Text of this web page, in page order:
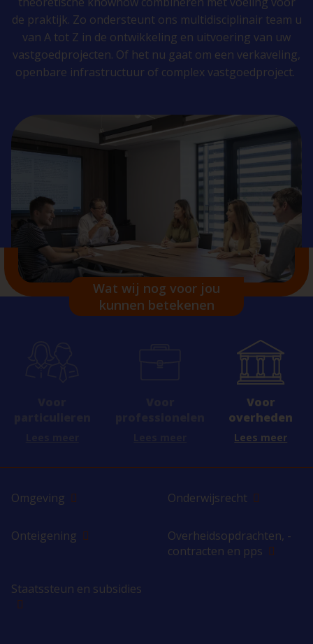
de praktijk. Zo ondersteunt ons multidisciplinair team u
van A tot Z in de ontwikkeling en uitvoering van uw
vastgoedprojecten. Of het nu gaat om een verkaveling,
openbare infrastructuur of complex vastgoedproject.
Wat wij nog voor jou
kunnen betekenen
Voor
overheden
Lees meer
Omgeving Onderwijsrecht
Onteigening
Overheidsopdrachten, -
contracten en pps
Staatssteun en subsidies